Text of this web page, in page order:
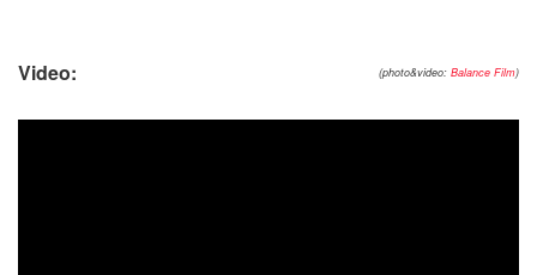
(photo&video: Balance Film)
Video: